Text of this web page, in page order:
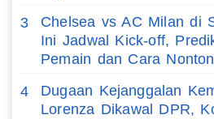
3
Chelsea vs AC Milan di
Ini Jadwal Kick-off,
Pemain dan Cara
4
Dugaan Kejanggalan
Lorenza Dikawal DPR,